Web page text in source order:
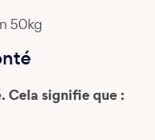
50kg
Cela signifie que :